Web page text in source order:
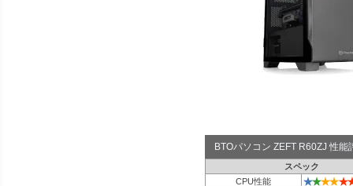
BTOパソコン ZEFT R60ZJ 性能
スペック
CPU性能
★★★★★